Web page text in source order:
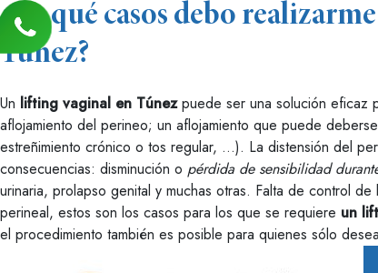
¿En qué casos debo
Túnez?
Un lifting vaginal en Túnezpuede ser una solución eficaz
aflojamiento del perineo; un aflojamiento que puede
estreñimiento crónico o tos regular, …). La distensión del
consecuencias: disminución o pérdida de sensibilidad
urinaria, prolapso genital y muchas otras. Falta de control
perineal, estos son los casos para los que se requiere un
el procedimiento también es posible para quienes sólo